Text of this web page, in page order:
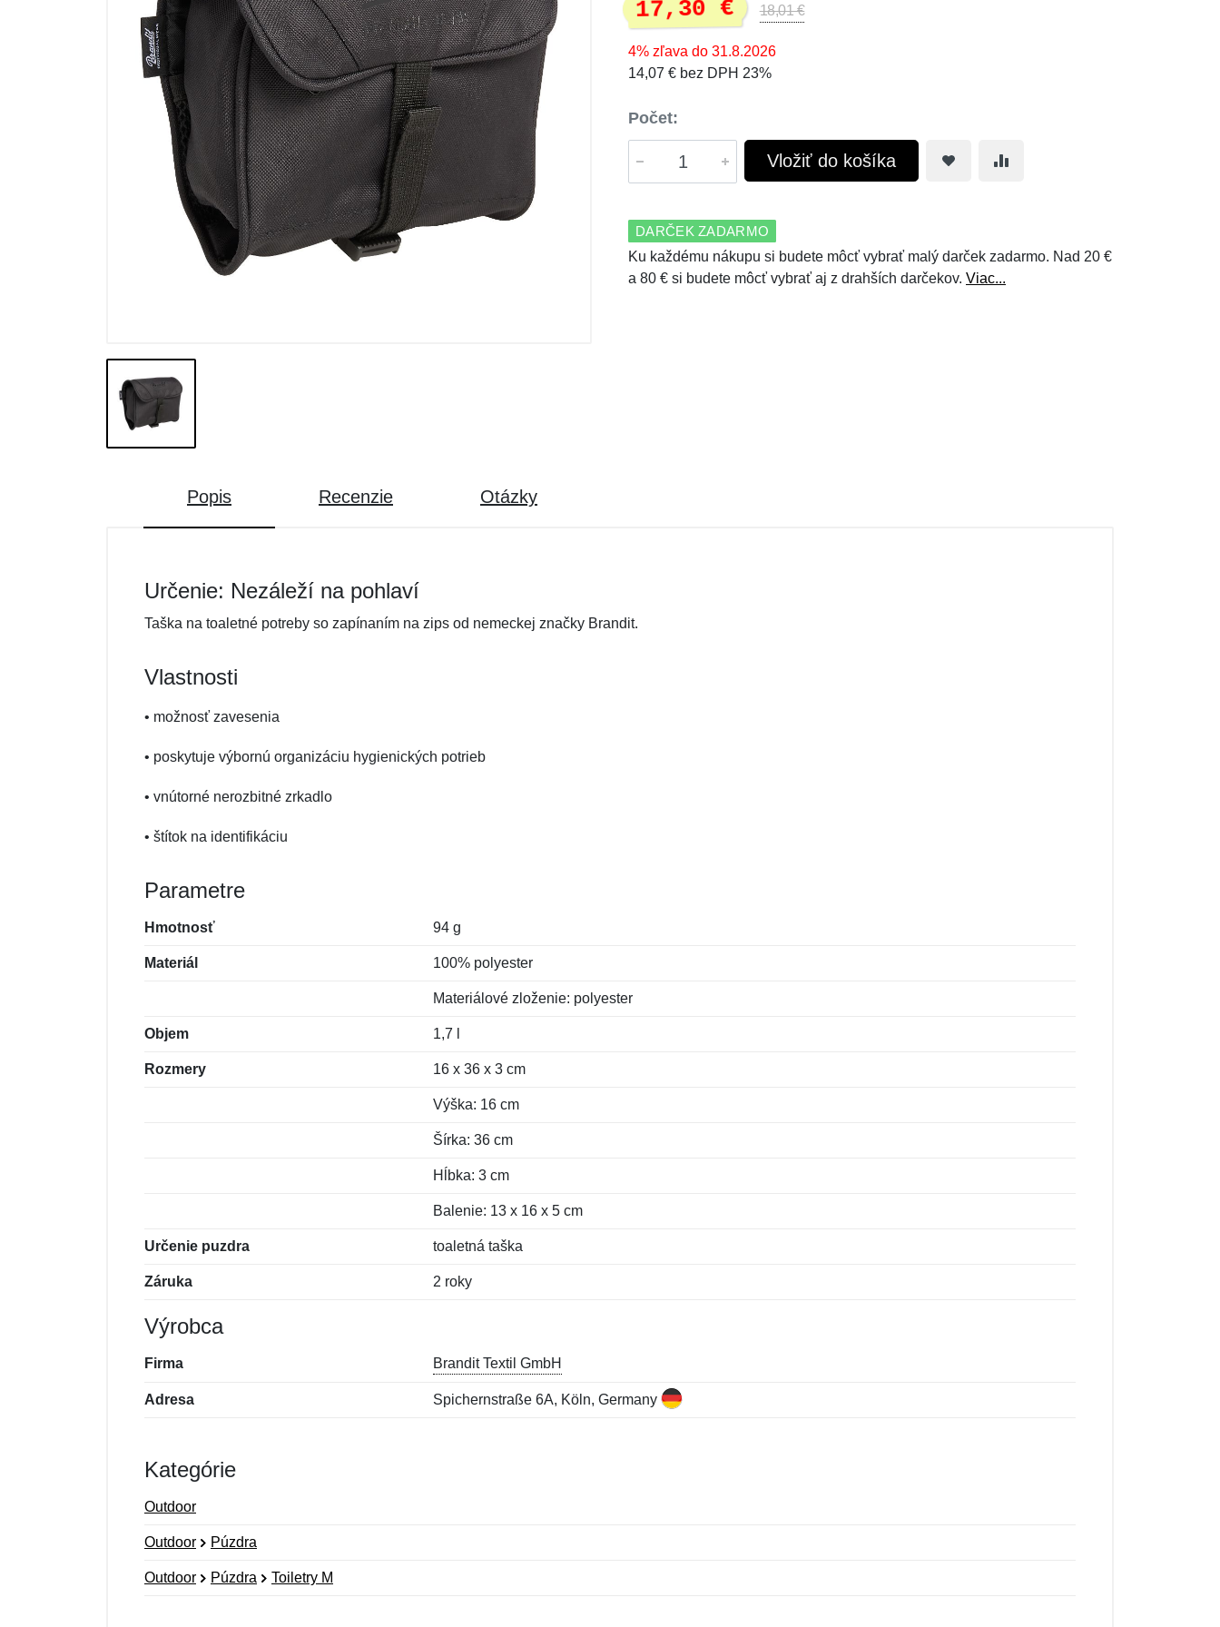
Výpredaj
17,30 € 18,01 €
4% zľava do 31.8.2026
14,07 € bez DPH 23%
Počet:
Vložiť do košíka
DARČEK ZADARMO
Ku každému nákupu si budete môcť vybrať malý darček zadarmo. Nad 20 €
a 80 € si budete môcť vybrať aj z drahších darčekov. Viac...
Popis Recenzie Otázky
Určenie: Nezáleží na pohlaví
Taška na toaletné potreby so zapínaním na zips od nemeckej značky Brandit.
Vlastnosti
• možnosť zavesenia
• poskytuje výbornú organizáciu hygienických potrieb
• vnútorné nerozbitné zrkadlo
• štítok na identifikáciu
Parametre
Hmotnosť 94 g
Materiál 100% polyester
Materiálové zloženie: polyester
Objem 1,7 l
Rozmery 16 x 36 x 3 cm
Výška: 16 cm
Šírka: 36 cm
Hĺbka: 3 cm
Balenie: 13 x 16 x 5 cm
Určenie puzdra toaletná taška
Záruka 2 roky
Výrobca
Firma Brandit Textil GmbH
Adresa Spichernstraße 6A, Köln, Germany
Kategórie
Outdoor
Outdoor Púzdra
Outdoor Púzdra Toiletry M